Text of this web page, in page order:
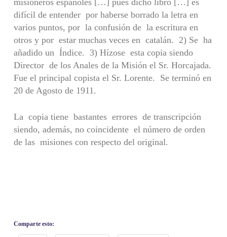
misioneros españoles […] pues dicho libro […] es
difícil de entender por haberse borrado la letra en
varios puntos, por la confusión de la escritura en
otros y por estar muchas veces en catalán. 2) Se ha
añadido un Índice. 3) Hízose esta copia siendo
Director de los Anales de la Misión el Sr. Horcajada.
Fue el principal copista el Sr. Lorente. Se terminó en
20 de Agosto de 1911.
La copia tiene bastantes errores de transcripción
siendo, además, no coincidente el número de orden
de las misiones con respecto del original.
Comparte esto: